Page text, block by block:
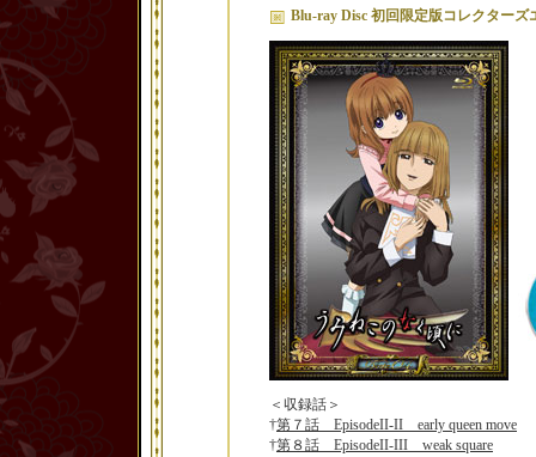
Blu-ray Disc 初回限定版コレクターズ
＜収録話＞
†第７話 EpisodeII-II early queen move
†第８話 EpisodeII-III weak square